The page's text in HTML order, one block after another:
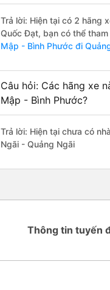
Trả lời: Hiện tại có 2 hãng
Quốc Đạt, bạn có thể
Mập - Bình Phước đi
Câu hỏi: Các hãng xe
Mập - Bình Phước?
Trả lời: Hiện tại chưa có
Ngãi - Quảng Ngãi
Thông tin tuyến